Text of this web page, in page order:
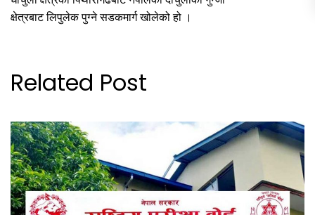
क्षेत्रबाट लिपुलेक पुग्ने सडकमार्ग खोलेको हो ।
Related Post